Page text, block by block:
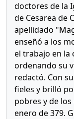
doctores de la
de Cesarea de
apellidado
enseñó a los
el trabajo en la
ordenando su
redactó. Con
fieles y brilló
pobres y de
enero de 379.